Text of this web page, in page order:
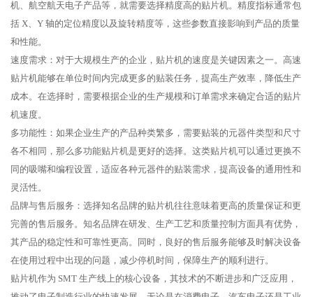
机、航空航天电子产品等，就需要选择精度高的贴片机。精度指标通常包
括 X、Y 轴的定位精度以及旋转精度等，这些参数直接影响到产品的质量
和性能。
速度需求：对于大规模生产的企业，贴片机的速度是关键因素之一。高速
贴片机能够在单位时间内完成更多的贴装任务，提高生产效率，降低生产
成本。在选择时，需要根据企业的生产规模和订单需求来确定合适的贴片
机速度。
多功能性：如果企业生产的产品种类繁多，需要贴装的元器件类型和尺寸
各不相同，那么多功能贴片机是更好的选择。这类贴片机可以通过更换不
同的吸嘴和编程设置，适应各种元器件的贴装需求，提高设备的通用性和
灵活性。
品牌与售后服务：选择知名品牌的贴片机往往意味着更高的质量保证和更
完善的售后服务。知名品牌在研发、生产工艺和质量控制方面具有优势，
其产品的稳定性和可靠性更高。同时，良好的售后服务能够及时解决设备
在使用过程中出现的问题，减少停机时间，保障生产的顺利进行。
贴片机作为 SMT 生产线上的核心设备，其技术的不断进步和广泛应用，